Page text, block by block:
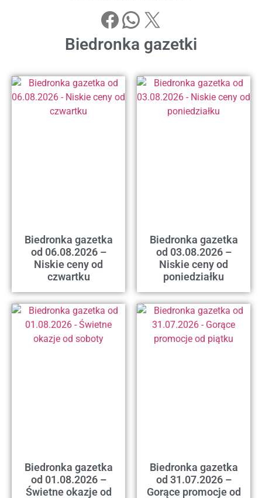
Biedronka gazetki
Biedronka gazetka
od 06.08.2026 –
Niskie ceny od
czwartku
Biedronka gazetka
od 03.08.2026 –
Niskie ceny od
poniedziałku
Biedronka gazetka
od 01.08.2026 –
Świetne okazje od
Biedronka gazetka
od 31.07.2026 –
Gorące promocje od